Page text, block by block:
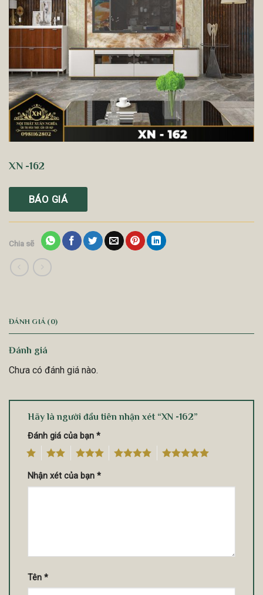
XN -162
BÁO GIÁ
Chia sẽ
ĐÁNH GIÁ (0)
Đánh giá
Chưa có đánh giá nào.
Hãy là người đầu tiên nhận xét “XN -162”
Đánh giá của bạn *
4 5
Nhận xét của bạn *
Tên *